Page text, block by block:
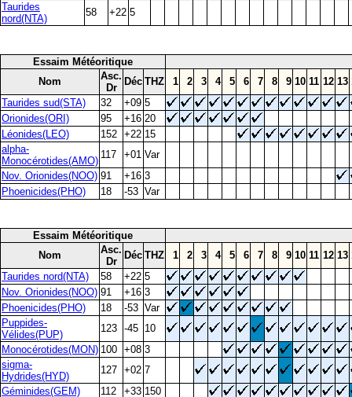
Taurides
nord(NTA)
58 +22 5
Essaim Météoritique
Nom
Asc.
Dr
Déc THZ 1 2 3 4 5 6 7 8 9 10 11 12 13
Taurides sud(STA)
32 +09 5
Orionides(ORI)
95 +16 20
Léonides(LEO)
152 +22 15
alpha-
Monocérotides(AMO)
117 +01 Var
Nov. Orionides(NOO) 91 +16 3
Phoenicides(PHO)
18 -53 Var
Essaim Météoritique
Nom
Asc.
Dr
Déc THZ 1 2 3 4 5 6 7 8 9 10 11 12 13
Taurides nord(NTA)
58 +22 5
Nov. Orionides(NOO) 91 +16 3
Phoenicides(PHO)
18 -53 Var
Puppides-
Vélides(PUP)
123 -45 10
Monocérotides(MON) 100 +08 3
sigma-
Hydrides(HYD)
127 +02 7
Géminides(GEM)
112 +33 150